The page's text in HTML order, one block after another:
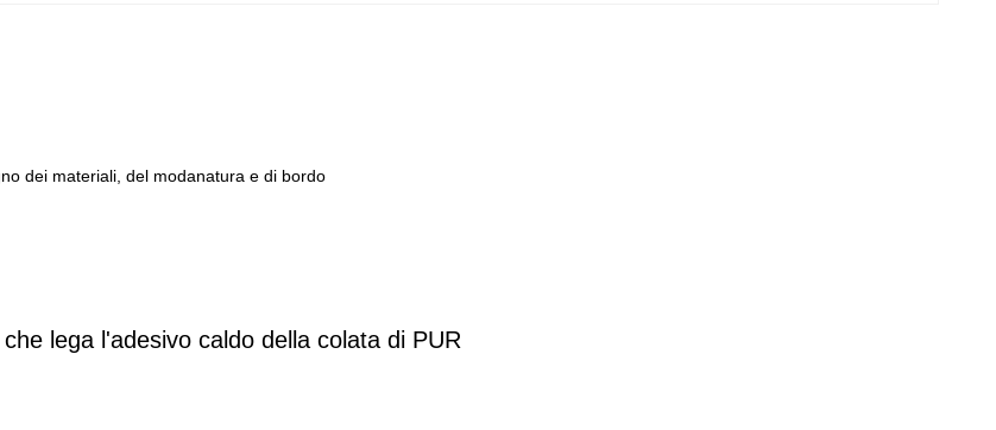
dei materiali, del modanatura e di bordo
lega l'adesivo caldo della colata di PUR